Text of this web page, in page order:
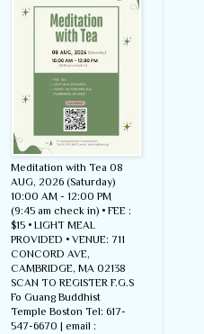
Meditation with Tea 08
AUG, 2026 (Saturday)
10:00 AM - 12:00 PM
(9:45 am check in) • FEE :
$15 • LIGHT MEAL
PROVIDED • VENUE: 711
CONCORD AVE,
CAMBRIDGE, MA 02138
SCAN TO REGISTER F.G.S
Fo Guang Buddhist
Temple Boston Tel: 617-
547-6670 | email :